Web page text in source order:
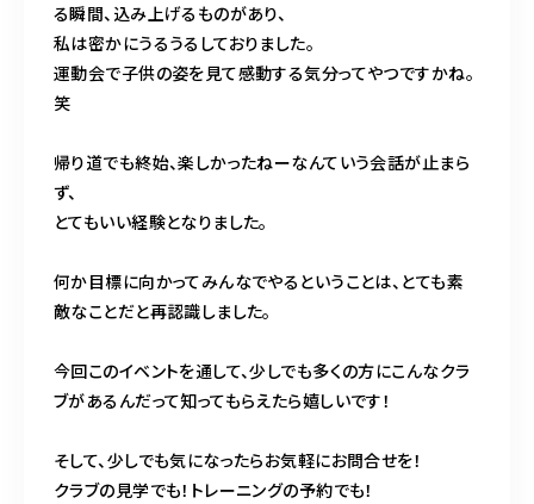
る瞬間、込み上げるものがあり、
私は密かにうるうるしておりました。
運動会で子供の姿を見て感動する気分ってやつですかね。
笑
帰り道でも終始、楽しかったねーなんていう会話が止まら
ず、
とてもいい経験となりました。
何か目標に向かってみんなでやるということは、とても素
敵なことだと再認識しました。
今回このイベントを通して、少しでも多くの方にこんなクラ
ブがあるんだって知ってもらえたら嬉しいです！
そして、少しでも気になったらお気軽にお問合せを！
クラブの見学でも！トレーニングの予約でも！